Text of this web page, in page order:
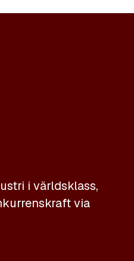
i världsklass,
via